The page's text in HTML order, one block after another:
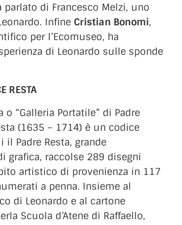
parlato di Francesco Melzi, uno
Infine Cristian Bonomi,
per l’Ecomuseo, ha
di Leonardo sulle sponde
RESTA
o “Galleria Portatile” di Padre
(1635 – 1714) è un codice
il Padre Resta, grande
grafica, raccolse 289 disegni
artistico di provenienza in 117
a penna. Insieme al
di Leonardo e al cartone
Scuola d’Atene di Raffaello,